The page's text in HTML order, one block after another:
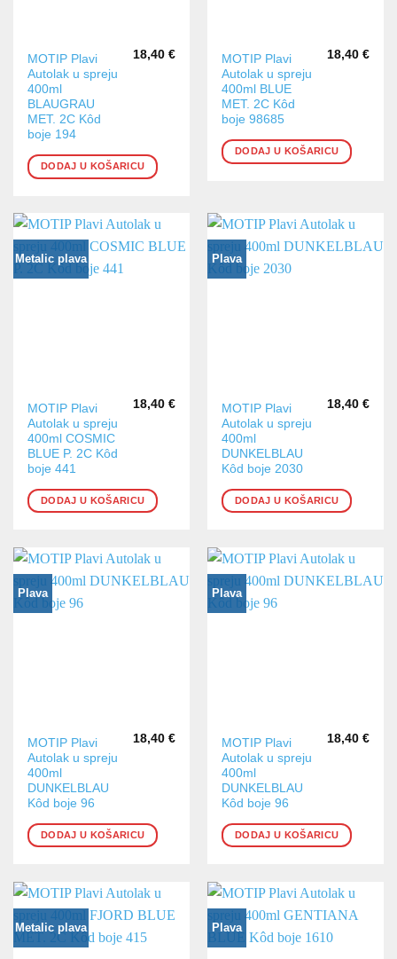
MOTIP Plavi
Autolak u spreju
400ml
BLAUGRAU
MET. 2C Kôd
boje 194
18,40 €
DODAJ U KOŠARICU
MOTIP Plavi
Autolak u spreju
400ml BLUE
MET. 2C Kôd
boje 98685
18,40 €
DODAJ U KOŠARICU
Metalic plava
MOTIP Plavi
Autolak u spreju
400ml COSMIC
BLUE P. 2C Kôd
boje 441
18,40 €
DODAJ U KOŠARICU
Plava
MOTIP Plavi
Autolak u spreju
400ml
DUNKELBLAU
Kôd boje 2030
18,40 €
DODAJ U KOŠARICU
Plava
MOTIP Plavi
Autolak u spreju
400ml
DUNKELBLAU
Kôd boje 96
18,40 €
DODAJ U KOŠARICU
Plava
MOTIP Plavi
Autolak u spreju
400ml
DUNKELBLAU
Kôd boje 96
18,40 €
DODAJ U KOŠARICU
Metalic plava Plava